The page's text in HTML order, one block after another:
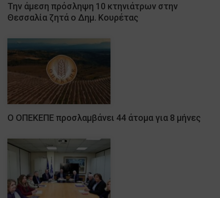
Την άμεση πρόσληψη 10 κτηνιάτρων στην
Θεσσαλία ζητά ο Δημ. Κουρέτας
Ο ΟΠΕΚΕΠΕ προσλαμβάνει 44 άτομα για 8 μήνες